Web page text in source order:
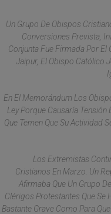
Un Grupo De Obispos
Conversiones Prevista,
Conjunta Fue Firmada Por
Jaipur, El Obispo Católico
En El Memorándum Los
Ley Porque Causaría
Que Temen Que Su Actividad
Los Extremistas
Cristianos En Marzo. Un
Afirmaba Que Un Grupo
Clérigos Protestantes Que Se
Bastante Grave Como Para